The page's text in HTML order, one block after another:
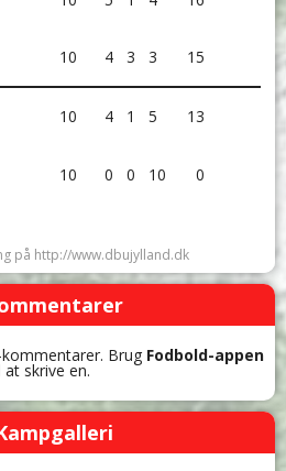
10 4 3 3 15
10 4 1 5 13
10 0 0 10 0
på http://www.dbujylland.dk
Brug Fodbold-appen
at skrive en.